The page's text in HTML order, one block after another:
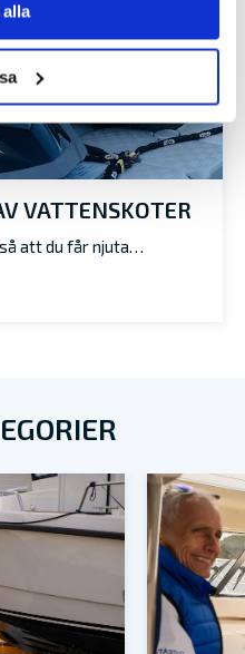
VATTENSKOTER
att du får njuta…